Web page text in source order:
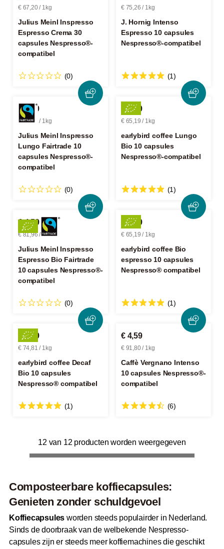
€ 67,20 / 1kg
Julius Meinl Inspresso
Espresso Crema 30
capsules Nespresso®-
compatibel
(0)
€ 75,26 / 1kg
J. Hornig Intenso
Espresso 10 capsules
Nespresso®-compatibel
(1)
€ 4,59
€ 81,96 / 1kg
Julius Meinl Inspresso
Lungo Fairtrade 10
capsules Nespresso®-
compatibel
(0)
€ 3,39
€ 65,19 / 1kg
earlybird coffee Lungo
Bio 10 capsules
Nespresso®-compatibel
(1)
€ 4,59
€ 81,96 / 1kg
Julius Meinl Inspresso
Espresso Bio Fairtrade
10 capsules Nespresso®-
compatibel
(0)
€ 3,39
€ 65,19 / 1kg
earlybird coffee Bio
espresso 10 capsules
Nespresso® compatibel
(1)
€ 3,89
€ 74,81 / 1kg
earlybird coffee Decaf
Bio 10 capsules
Nespresso® compatibel
(1)
€ 4,59
€ 91,80 / 1kg
Caffè Vergnano Intenso
10 capsules Nespresso®-
compatibel
(6)
12 van 12 producten worden weergegeven
Composteerbare koffiecapsules:
Genieten zonder schuldgevoel
Koffiecapsules worden steeds populairder in Nederland.
Sinds de doorbraak van de welbekende Nespresso-
capsules zijn er steeds meer koffiemachines die geschikt